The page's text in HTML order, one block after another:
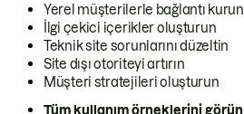
Yerel müşterilerle bağlantı kurun
İlgi çekici içerikler oluşturun
Teknik site sorunlarını düzeltin
Site dışı otoriteyi artırın
Müşteri stratejileri oluşturun
Tüm kullanım örneklerini görün